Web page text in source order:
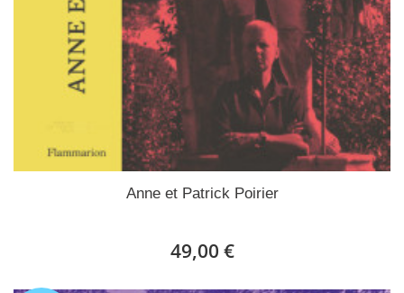
Anne et Patrick Poirier
49,00 €